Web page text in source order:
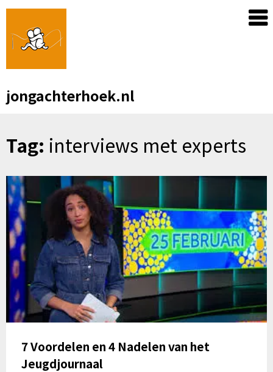
Skip
content
jongachterhoek.nl
Tag: interviews met experts
7 Voordelen en 4 Nadelen van het
Jeugdjournaal